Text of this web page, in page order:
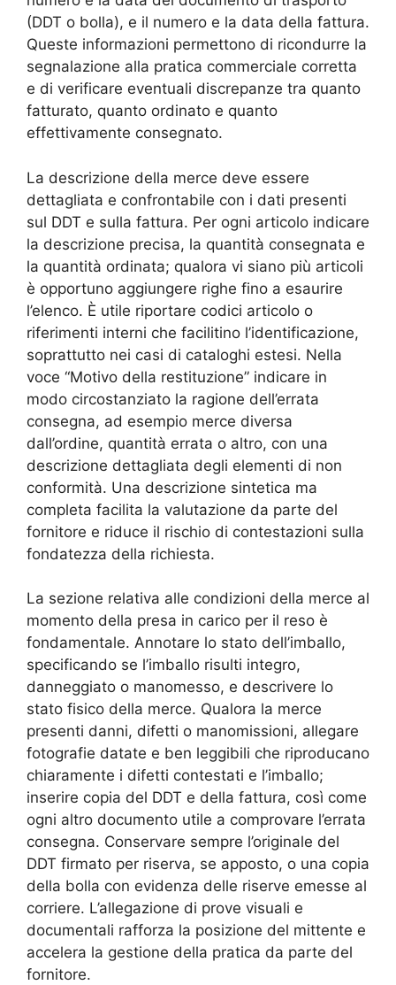
(DDT o bolla), e il numero e la data della fattura.
Queste informazioni permettono di ricondurre la
segnalazione alla pratica commerciale corretta
e di verificare eventuali discrepanze tra quanto
fatturato, quanto ordinato e quanto
effettivamente consegnato.
La descrizione della merce deve essere
dettagliata e confrontabile con i dati presenti
sul DDT e sulla fattura. Per ogni articolo indicare
la descrizione precisa, la quantità consegnata e
la quantità ordinata; qualora vi siano più articoli
è opportuno aggiungere righe fino a esaurire
l’elenco. È utile riportare codici articolo o
riferimenti interni che facilitino l’identificazione,
soprattutto nei casi di cataloghi estesi. Nella
voce “Motivo della restituzione” indicare in
modo circostanziato la ragione dell’errata
consegna, ad esempio merce diversa
dall’ordine, quantità errata o altro, con una
descrizione dettagliata degli elementi di non
conformità. Una descrizione sintetica ma
completa facilita la valutazione da parte del
fornitore e riduce il rischio di contestazioni sulla
fondatezza della richiesta.
La sezione relativa alle condizioni della merce al
momento della presa in carico per il reso è
fondamentale. Annotare lo stato dell’imballo,
specificando se l’imballo risulti integro,
danneggiato o manomesso, e descrivere lo
stato fisico della merce. Qualora la merce
presenti danni, difetti o manomissioni, allegare
fotografie datate e ben leggibili che riproducano
chiaramente i difetti contestati e l’imballo;
inserire copia del DDT e della fattura, così come
ogni altro documento utile a comprovare l’errata
consegna. Conservare sempre l’originale del
DDT firmato per riserva, se apposto, o una copia
della bolla con evidenza delle riserve emesse al
corriere. L’allegazione di prove visuali e
documentali rafforza la posizione del mittente e
accelera la gestione della pratica da parte del
fornitore.